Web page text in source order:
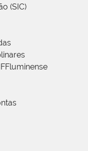
(SIC)